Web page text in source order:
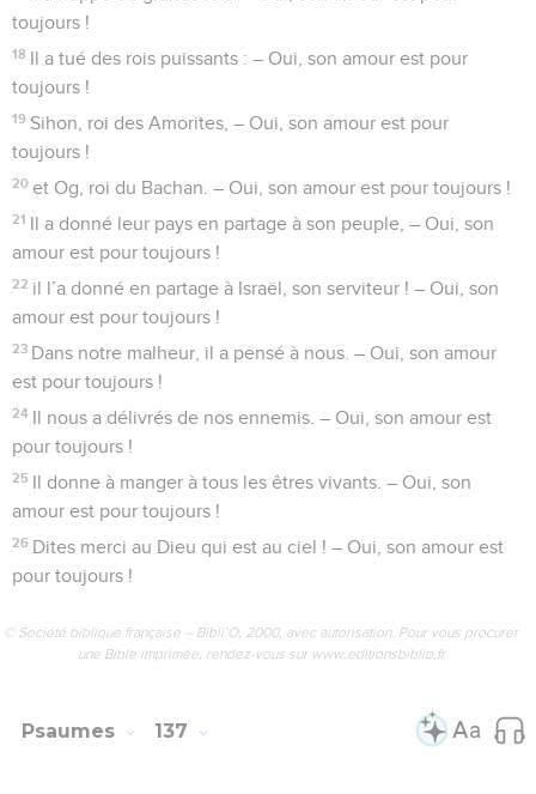
pour toujours !
5 Il a fait le ciel avec sagesse. – Oui, son amour est pour
toujours !
6 Il a étendu la terre au-dessus de l’eau. – Oui, son amour est
pour toujours !
7 Il a fait les grandes lumières, – Oui, son amour est pour
toujours !
le soleil pour gouverner le jour, – Oui, son amour est pour
toujours !
la lune et les étoiles pour gouverner la nuit. – Oui, son
amour est pour toujours !
Il a fait mourir les fils aînés des Égyptiens. – Oui, son
amour est pour toujours !
Il a fait sortir d’Égypte Israël, son peuple. – Oui, son amour
est pour toujours !
Il a fait cela par sa grande puissance. – Oui, son amour est
pour toujours !
Il a coupé en deux la mer des Roseaux. – Oui, son amour
14 Il a fait passer Israël au milieu d’elle. – Oui, son amour est
pour toujours !
Roseaux. – Oui, son amour est pour toujours !